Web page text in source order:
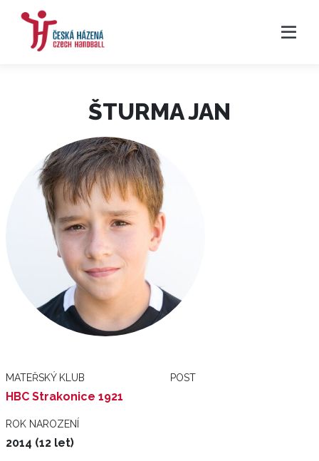
ŠTURMA JAN
MATEŘSKÝ KLUB
HBC Strakonice 1921
POST
ROK NAROZENÍ
2014 (12 let)